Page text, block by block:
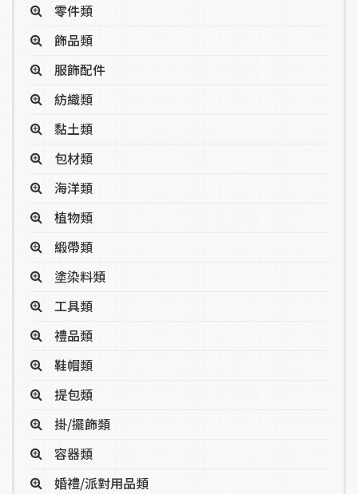
零件類
飾品類
服飾配件
紡織類
黏土類
包材類
海洋類
植物類
緞帶類
塗染料類
工具類
禮品類
鞋帽類
提包類
掛/擺飾類
容器類
婚禮/派對用品類